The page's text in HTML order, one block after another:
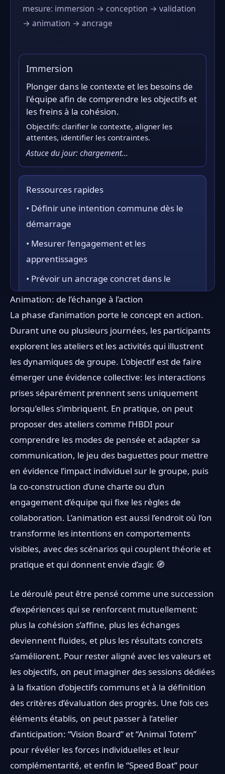
mesure: immersion → conception → validation
→ animation → ancrage
Immersion
Plonger dans le contexte et les besoins de
l'équipe afin de comprendre les objectifs et
les freins à la cohésion.
Objectifs: clarifier le contexte, aligner les
attentes, identifier les contraintes.
Astuce du jour: chargement…
Ressources rapides
• Définir une intention commune dès le
démarrage
• Mesurer l’engagement et les
apprentissages
• Prévoir un ancrage concret dans le
quotidien
Astuce: chaque étape doit être adaptée au
contexte de l’équipe et au secteur.
PRÉCÉDENT SUIVANT
Animation: de l’échange à l’action
La phase d’animation porte le concept en action.
Durant une ou plusieurs journées, les participants
explorent les ateliers et les activités qui illustrent
les dynamiques de groupe. L’objectif est de faire
émerger une évidence collective: les interactions
prises séparément prennent sens uniquement
lorsqu’elles s’imbriquent. En pratique, on peut
proposer des ateliers comme l’HBDI pour
comprendre les modes de pensée et adapter sa
communication, le jeu des baguettes pour mettre
en évidence l’impact individuel sur le groupe, puis
la co-construction d’une charte ou d’un
engagement d’équipe qui fixe les règles de
collaboration. L’animation est aussi l’endroit où l’on
transforme les intentions en comportements
visibles, avec des scénarios qui couplent théorie et
pratique et qui donnent envie d’agir. 🧭
Le déroulé peut être pensé comme une succession
d’expériences qui se renforcent mutuellement:
plus la cohésion s’affine, plus les échanges
deviennent fluides, et plus les résultats concrets
s’améliorent. Pour rester aligné avec les valeurs et
les objectifs, on peut imaginer des sessions dédiées
à la fixation d’objectifs communs et à la définition
des critères d’évaluation des progrès. Une fois ces
éléments établis, on peut passer à l’atelier
d’anticipation: “Vision Board” et “Animal Totem”
pour révéler les forces individuelles et leur
complémentarité, et enfin le “Speed Boat” pour